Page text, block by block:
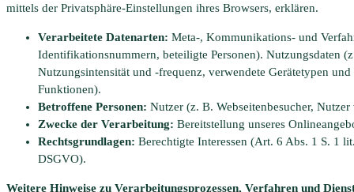
mittels der Privatsphäre-Einstellungen ihres Browsers, erklären.
Verarbeitete Datenarten: Meta-, Kommunikations- und
Identifikationsnummern, beteiligte Personen). Nutzungsdaten
Nutzungsintensität und -frequenz, verwendete Gerätetypen
Funktionen).
Betroffene Personen: Nutzer (z. B. Webseitenbesucher,
Zwecke der Verarbeitung: Bereitstellung unseres
Rechtsgrundlagen: Berechtigte Interessen (Art. 6 Abs. 1 S. 1
DSGVO).
Weitere Hinweise zu Verarbeitungsprozessen, Verfahren und